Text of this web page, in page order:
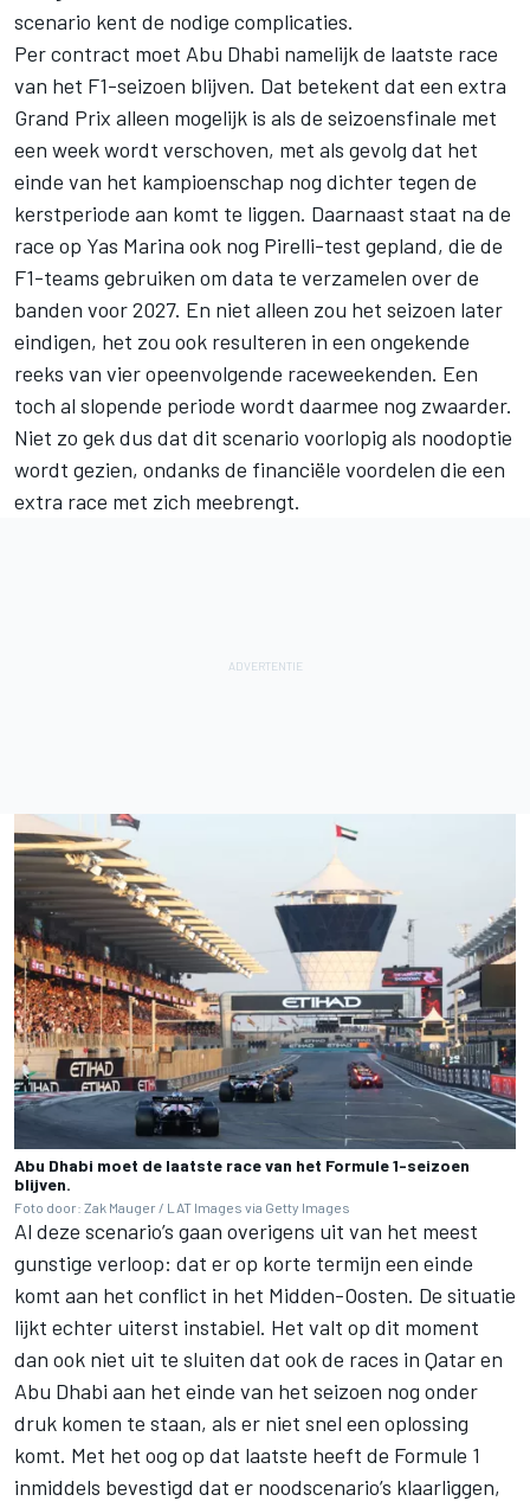
scenario kent de nodige complicaties.
Per contract moet Abu Dhabi namelijk de laatste race
van het F1-seizoen blijven. Dat betekent dat een extra
Grand Prix alleen mogelijk is als de seizoensfinale met
een week wordt verschoven, met als gevolg dat het
einde van het kampioenschap nog dichter tegen de
kerstperiode aan komt te liggen. Daarnaast staat na de
race op Yas Marina ook nog Pirelli-test gepland, die de
F1-teams gebruiken om data te verzamelen over de
banden voor 2027. En niet alleen zou het seizoen later
eindigen, het zou ook resulteren in een ongekende
reeks van vier opeenvolgende raceweekenden. Een
toch al slopende periode wordt daarmee nog zwaarder.
Niet zo gek dus dat dit scenario voorlopig als noodoptie
wordt gezien, ondanks de financiële voordelen die een
extra race met zich meebrengt.
Abu Dhabi moet de laatste race van het Formule 1-seizoen
blijven.
Foto door: Zak Mauger / LAT Images via Getty Images
Al deze scenario’s gaan overigens uit van het meest
gunstige verloop: dat er op korte termijn een einde
komt aan het conflict in het Midden-Oosten. De situatie
lijkt echter uiterst instabiel. Het valt op dit moment
dan ook niet uit te sluiten dat ook de races in Qatar en
Abu Dhabi aan het einde van het seizoen nog onder
druk komen te staan, als er niet snel een oplossing
komt. Met het oog op dat laatste heeft de Formule 1
inmiddels bevestigd dat er noodscenario’s klaarliggen,